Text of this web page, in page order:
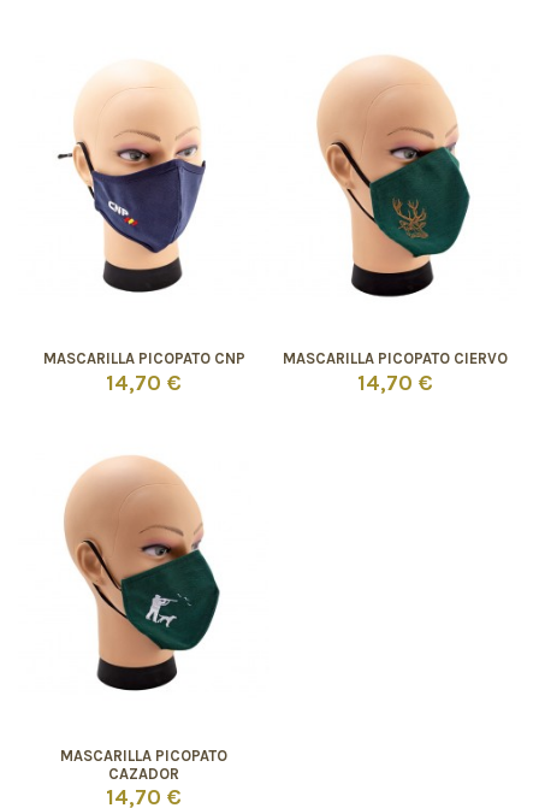
MASCARILLA PICOPATO CNP
14,70 €
MASCARILLA PICOPATO CIERVO
14,70 €
MASCARILLA PICOPATO
CAZADOR
14,70 €